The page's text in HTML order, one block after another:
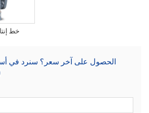
خط
الحصول على آخر سعر؟ سنرد في